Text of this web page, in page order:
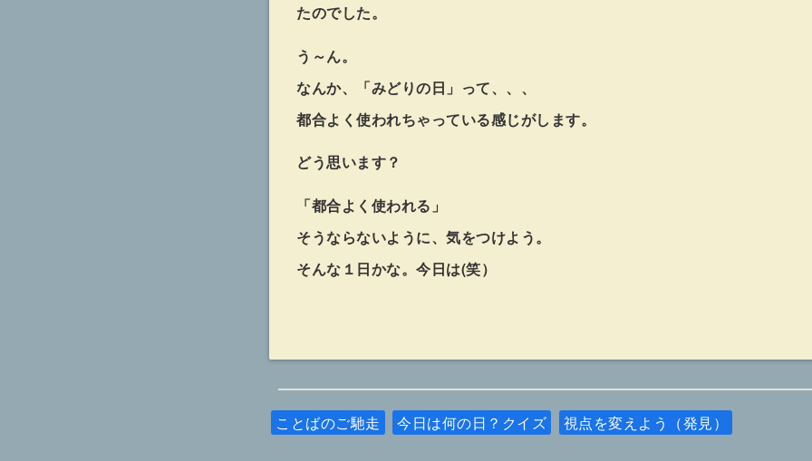
たのでした。
う～ん。
なんか、「みどりの日」って、、、
都合よく使われちゃっている感じがします。
どう思います？
「都合よく使われる」
そうならないように、気をつけよう。
そんな１日かな。今日は(笑）
ことばのご馳走 今日は何の日？クイズ 視点を変えよう（発見）